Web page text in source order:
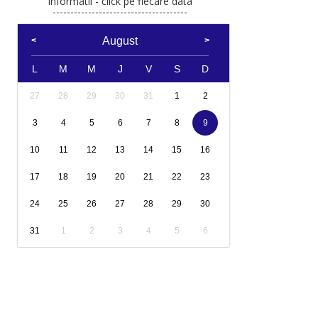
August
L M M J V S D
27 28 29 30 31 1 2
3 4 5 6 7 8 9
10 11 12 13 14 15 16
17 18 19 20 21 22 23
24 25 26 27 28 29 30
31 1 2 3 4 5 6